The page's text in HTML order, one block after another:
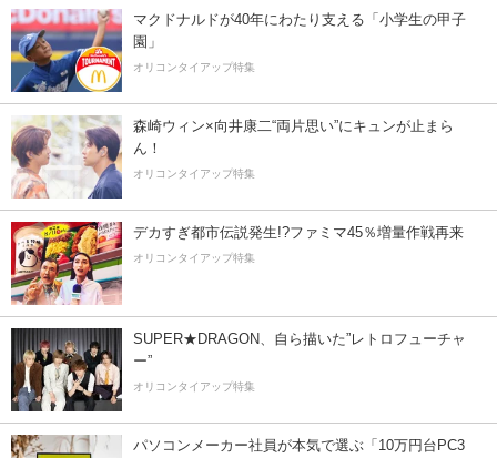
マクドナルドが40年にわたり支える「小学生の甲子
園」
オリコンタイアップ特集
森崎ウィン×向井康二“両片思い”にキュンが止まら
ん！
オリコンタイアップ特集
デカすぎ都市伝説発生!?ファミマ45％増量作戦再来
オリコンタイアップ特集
SUPER★DRAGON、自ら描いた”レトロフューチャ
ー”
オリコンタイアップ特集
パソコンメーカー社員が本気で選ぶ「10万円台PC3